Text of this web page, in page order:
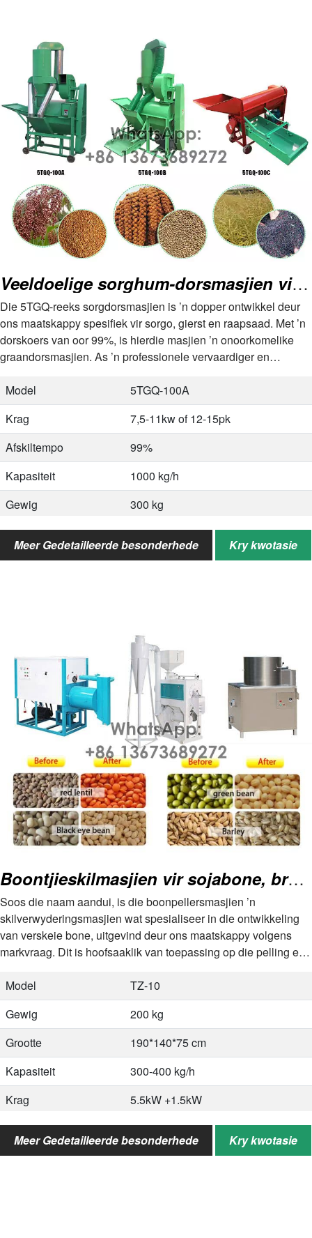
Veeldoelige sorghum-dorsmasjien vir giers, sorghum, raapsaad
Die 5TGQ-reeks sorgdorsmasjien is ’n dopper ontwikkel deur
ons maatskappy spesifiek vir sorgo, gierst en raapsaad. Met ’n
dorskoers van oor 99%, is hierdie masjien ’n onoorkomelike
graandorsmasjien. As ’n professionele vervaardiger en
Model
5TGQ-100A
Krag
7,5-11kw of 12-15pk
Afskiltempo
99%
Kapasiteit
1000 kg/h
Gewig
300 kg
Grootte
1800*1000*2300mm
Verpakking
1800*800*1700mm
Meer Gedetailleerde besonderhede Kry kwotasie
Boontjieskilmasjien vir sojabone, breëbone, Lachi-bone
Soos die naam aandui, is die boonpellersmasjien ’n
skilverwyderingsmasjien wat spesialiseer in die ontwikkeling
van verskeie bone, uitgevind deur ons maatskappy volgens
markvraag. Dit is hoofsaaklik van toepassing op die pelling en
Model
TZ-10
Gewig
200 kg
Grootte
190*140*75 cm
Kapasiteit
300-400 kg/h
Krag
5.5kW +1.5kW
Model
S18
Krag
15 kW
Meer Gedetailleerde besonderhede Kry kwotasie